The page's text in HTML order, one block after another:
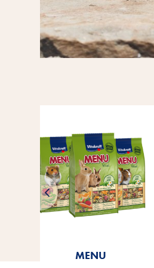
Cat Yums